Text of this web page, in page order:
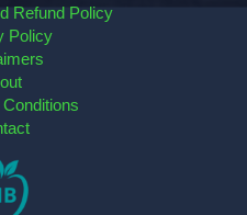
Refund Policy
Policy